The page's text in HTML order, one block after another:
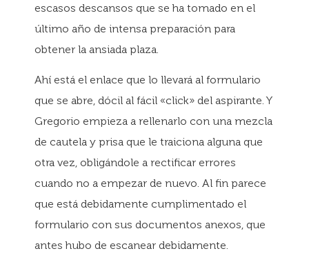
escasos descansos que se ha tomado en el
último año de intensa preparación para
obtener la ansiada plaza.
Ahí está el enlace que lo llevará al formulario
que se abre, dócil al fácil «click» del aspirante. Y
Gregorio empieza a rellenarlo con una mezcla
de cautela y prisa que le traiciona alguna que
otra vez, obligándole a rectificar errores
cuando no a empezar de nuevo. Al fin parece
que está debidamente cumplimentado el
formulario con sus documentos anexos, que
antes hubo de escanear debidamente.